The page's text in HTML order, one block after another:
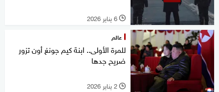
l 6 يناير 2026
عالم
للمرة الأولى.. ابنة كيم جونغ أون تزور
ضريح جدها
l 2 يناير 2026